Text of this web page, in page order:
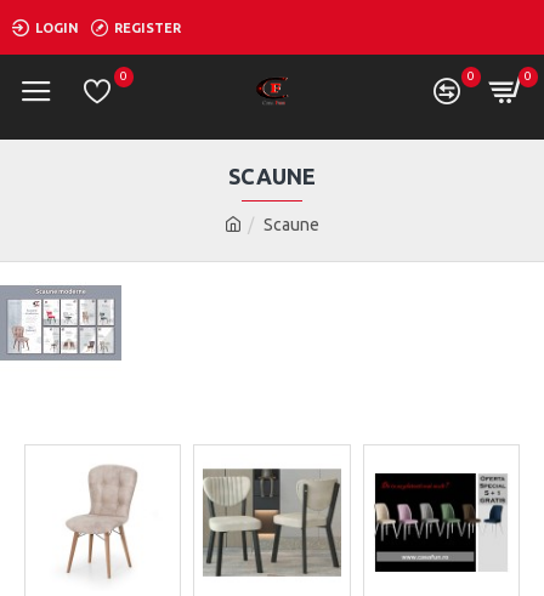
LOGIN REGISTER
0 0 0
Scaune
SCAUNE